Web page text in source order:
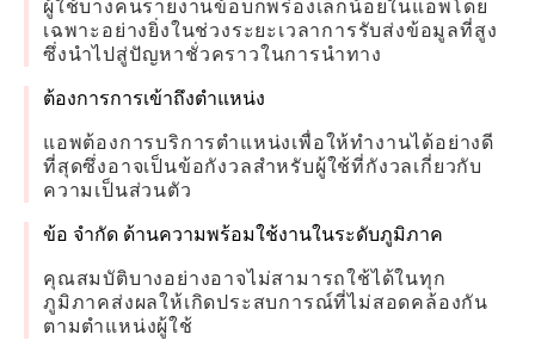
ผู้ใช้บางคนรายงานข้อบกพร่องเล็กน้อยในแอพโดย
เฉพาะอย่างยิ่งในช่วงระยะเวลาการรับส่งข้อมูลที่สูง
ซึ่งนำไปสู่ปัญหาชั่วคราวในการนำทาง
ต้องการการเข้าถึงตำแหน่ง
แอพต้องการบริการตำแหน่งเพื่อให้ทำงานได้อย่างดี
ที่สุดซึ่งอาจเป็นข้อกังวลสำหรับผู้ใช้ที่กังวลเกี่ยวกับ
ความเป็นส่วนตัว
ข้อ จำกัด ด้านความพร้อมใช้งานในระดับภูมิภาค
คุณสมบัติบางอย่างอาจไม่สามารถใช้ได้ในทุก
ภูมิภาคส่งผลให้เกิดประสบการณ์ที่ไม่สอดคล้องกัน
ตามตำแหน่งผู้ใช้